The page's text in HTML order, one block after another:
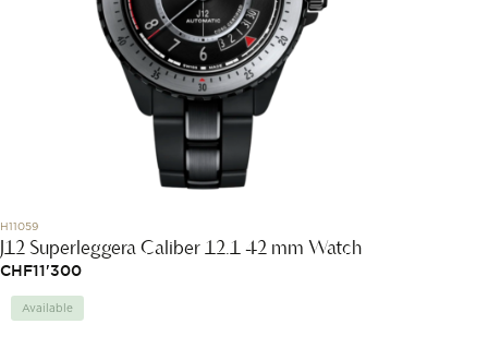
H11059
J12 Superleggera Caliber 12.1 42 mm Watch
CHF 11'300
Available